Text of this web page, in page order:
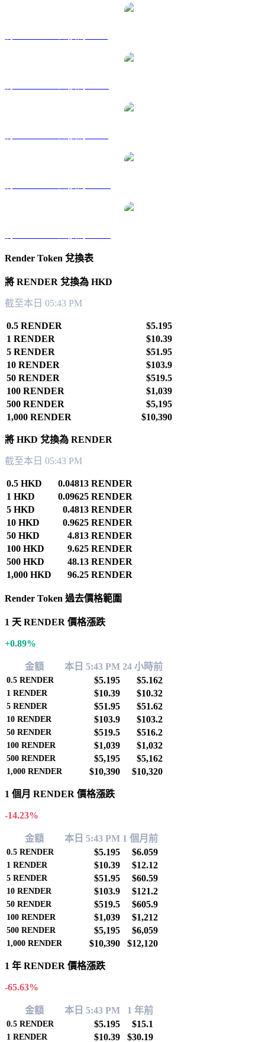
Render Token 兌換表
將 RENDER 兌換為 HKD
截至本日 05:43 PM
0.5 RENDER
$5.195
1 RENDER
$10.39
5 RENDER
$51.95
10 RENDER
$103.9
50 RENDER
$519.5
100 RENDER
$1,039
500 RENDER
$5,195
1,000 RENDER
$10,390
將 HKD 兌換為 RENDER
截至本日 05:43 PM
0.5 HKD
0.04813 RENDER
1 HKD
0.09625 RENDER
5 HKD
0.4813 RENDER
10 HKD
0.9625 RENDER
50 HKD
4.813 RENDER
100 HKD
9.625 RENDER
500 HKD
48.13 RENDER
1,000 HKD
96.25 RENDER
Render Token 過去價格範圍
1 天 RENDER 價格漲跌
+0.89%
金額 本日 5:43 PM 24 小時前
0.5 RENDER $5.195 $5.162
1 RENDER $10.39 $10.32
5 RENDER $51.95 $51.62
10 RENDER $103.9 $103.2
50 RENDER $519.5 $516.2
100 RENDER $1,039 $1,032
500 RENDER $5,195 $5,162
1,000 RENDER $10,390 $10,320
1 個月 RENDER 價格漲跌
-14.23%
金額 本日 5:43 PM 1 個月前
0.5 RENDER $5.195 $6.059
1 RENDER $10.39 $12.12
5 RENDER $51.95 $60.59
10 RENDER $103.9 $121.2
50 RENDER $519.5 $605.9
100 RENDER $1,039 $1,212
500 RENDER $5,195 $6,059
1,000 RENDER $10,390 $12,120
1 年 RENDER 價格漲跌
-65.63%
金額 本日 5:43 PM 1 年前
0.5 RENDER $5.195 $15.1
1 RENDER $10.39 $30.19